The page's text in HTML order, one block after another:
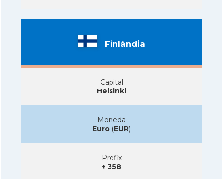
Finlàndia
Capital
Helsinki
Moneda
Euro (EUR)
Prefix
+ 358